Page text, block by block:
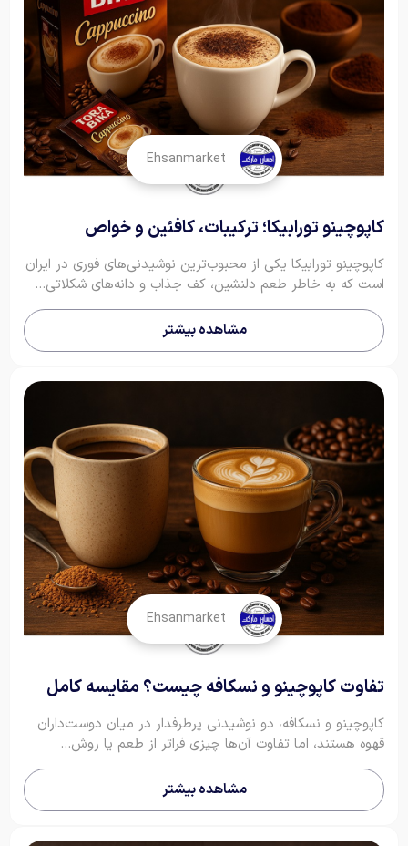
Ehsanmarket
کاپوچینو تورابیکا؛ ترکیبات، کافئین و خواص
کاپوچینو تورابیکا یکی از محبوب‌ترین نوشیدنی‌های فوری در ایران
است که به خاطر طعم دلنشین، کف جذاب و دانه‌های شکلاتی...
مشاهده بیشتر
Ehsanmarket
تفاوت کاپوچینو و نسکافه چیست؟ مقایسه کامل
کاپوچینو و نسکافه، دو نوشیدنی پرطرفدار در میان دوست‌داران
قهوه هستند، اما تفاوت آن‌ها چیزی فراتر از طعم یا روش...
مشاهده بیشتر